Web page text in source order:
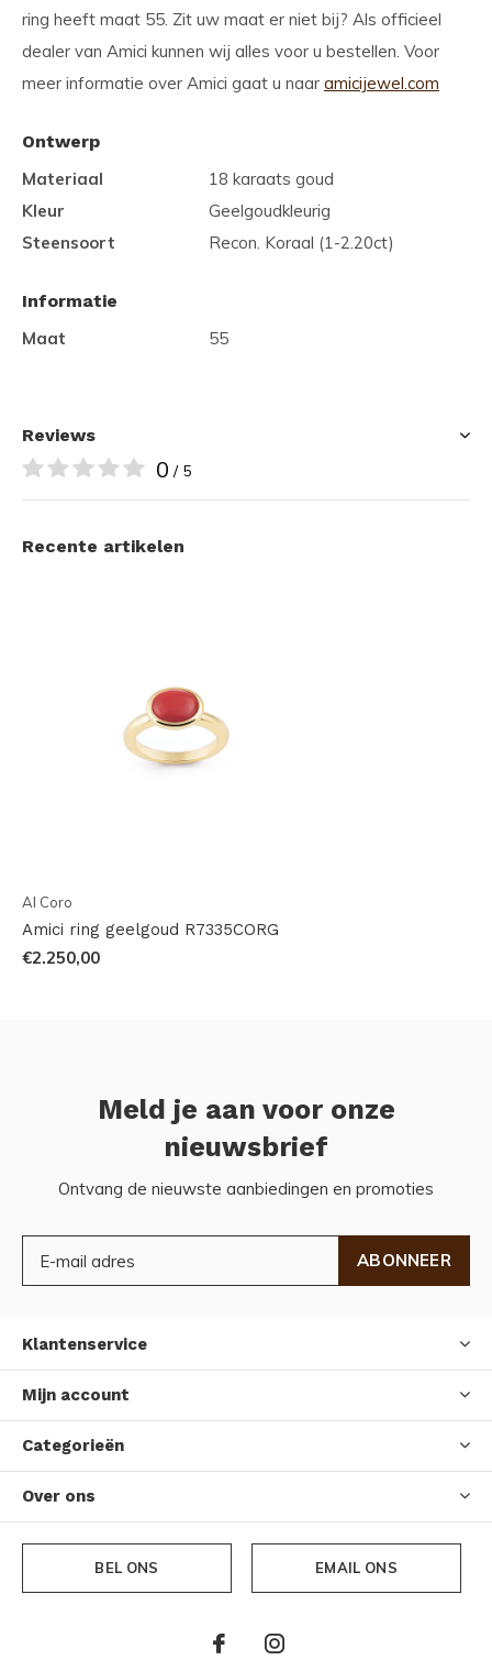
ring heeft maat 55. Zit uw maat er niet bij? Als officieel
dealer van Amici kunnen wij alles voor u bestellen. Voor
meer informatie over Amici gaat u naar amicijewel.com
Ontwerp
Materiaal
18 karaats goud
Kleur
Geelgoudkleurig
Steensoort
Recon. Koraal (1-2.20ct)
Informatie
Maat
55
Reviews
0 / 5
Recente artikelen
Al Coro
Amici ring geelgoud R7335CORG
€2.250,00
Meld je aan voor onze
nieuwsbrief
Ontvang de nieuwste aanbiedingen en promoties
ABONNEER
Klantenservice
Mijn account
Categorieën
Over ons
BEL ONS EMAIL ONS